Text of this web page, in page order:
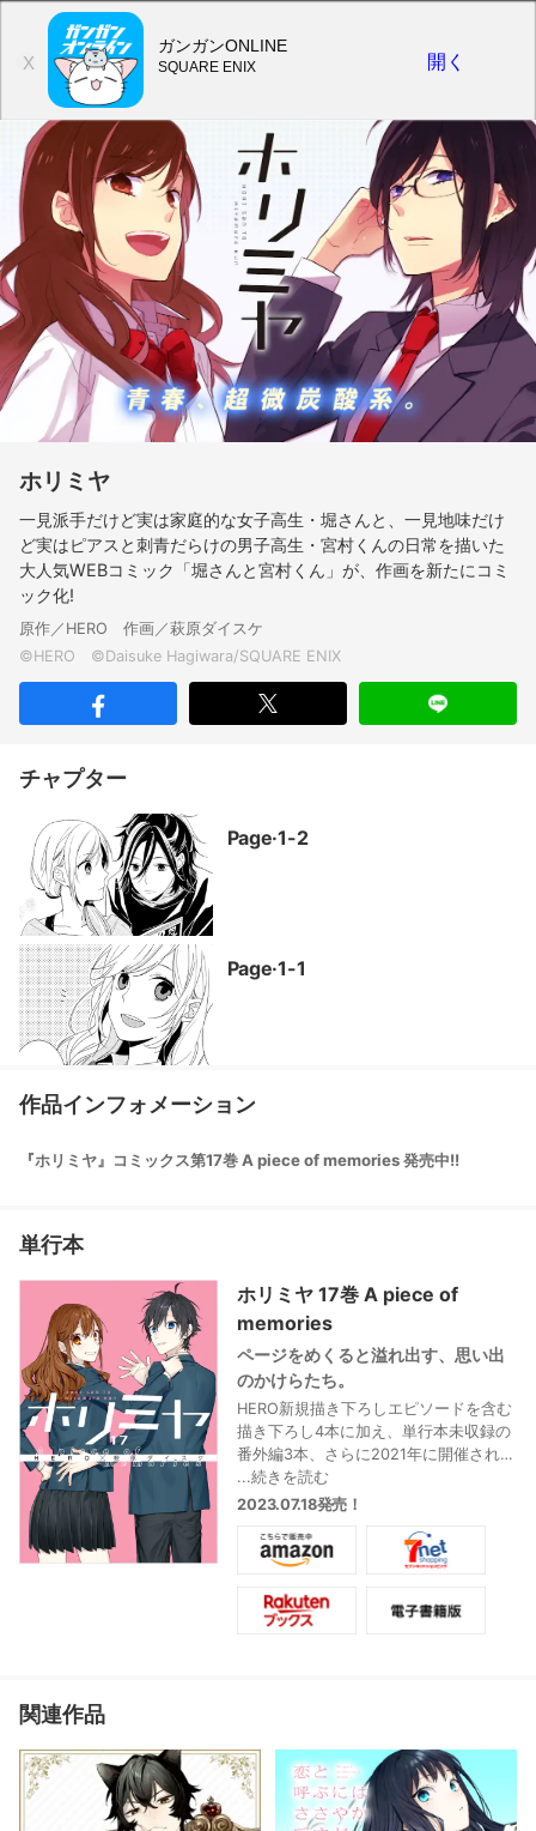
ホリミヤ
一見派手だけど実は家庭的な女子高生・堀さんと、一見地味だけ
ど実はピアスと刺青だらけの男子高生・宮村くんの日常を描いた
大人気WEBコミック「堀さんと宮村くん」が、作画を新たにコミ
ック化!
原作／HERO 作画／萩原ダイスケ
チャプター
Page·1-2
Page·1-1
作品インフォメーション
『ホリミヤ』コミックス第17巻 A piece of memories 発売中!!
単行本
ホリミヤ 17巻 A piece of
memories
ページをめくると溢れ出す、思い出
のかけらたち。
HERO新規描き下ろしエピソードを含む
描き下ろし4本に加え、単行本未収録の
番外編3本、さらに2021年に開催され好
評を博した「ホリミヤ展」で公開され
た最終話堀バージョンを大幅加筆で完
全収録!
堀の、宮村の、みんなのカラフルな日
常は、アルバムの中でずっと輝き続け
る。大人気超微炭酸系スクールライ
フ、まさかのおまけの17巻!
...続きを読む
2023.07.18発売！
関連作品
X
ガンガンONLINE
SQUARE ENIX 開く